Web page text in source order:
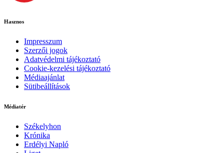
Hasznos
Impresszum
Szerzői jogok
Adatvédelmi tájékoztató
Cookie-kezelési tájékoztató
Médiaajánlat
Sütibeállítások
Médiatér
Székelyhon
Krónika
Erdélyi Napló